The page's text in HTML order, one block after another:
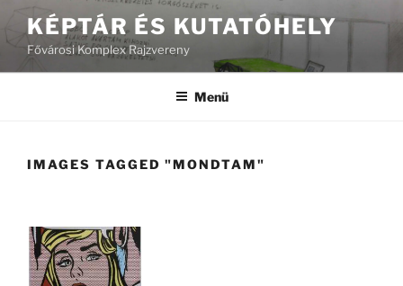
Tartalomhoz
KÉPTÁR ÉS KUTATÓHELY
Fővárosi Komplex Rajzvereny
Menü
IMAGES TAGGED "MONDTAM"